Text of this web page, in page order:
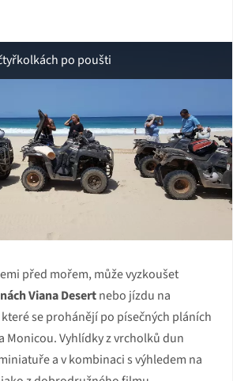
po poušti
před mořem, může vyzkoušet
Viana Desertnebo jízdu na
se prohánějí po písečných pláních
Monicou. Vyhlídky z vrcholků dun
a v kombinaci s výhledem na